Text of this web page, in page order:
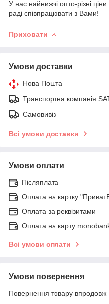
У нас найнижчі опто-різні
раді співпрацювати з Вами!
Приховати
Умови доставки
Нова Пошта
Транспортна компанія
Самовивіз
Всі умови доставки
Умови оплати
Післяплата
Оплата на картку
Оплата за реквізитами
Оплата на карту
Всі умови оплати
Умови повернення
Повернення товару впродовж